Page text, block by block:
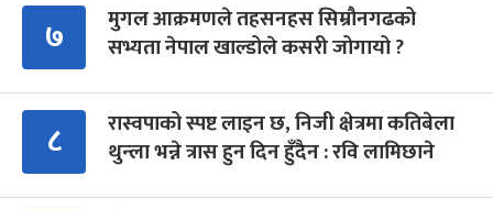
७
मुगल आक्रमणले तहसनहस सिम्रौनगढको
सभ्यता नेपाल खाल्डोले कसरी जोगायो ?
८
रास्वपाको स्पष्ट लाइन छ, निजी क्षेत्रमा कतिबेला
थुन्ला भन्ने त्रास हुन दिन हुँदैन : रवि लामिछाने